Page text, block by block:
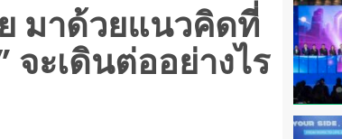
มาด้วยแนวคิดที่
จะเดินต่ออย่างไร